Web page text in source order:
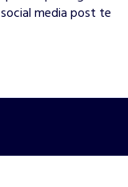
media post te